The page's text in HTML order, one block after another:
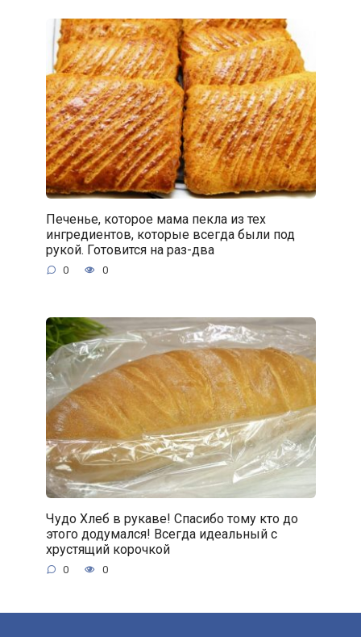
Печенье, которое мама пекла из тех
ингредиентов, которые всегда были под
рукой. Готовится на раз-два
0 0
Чудо Хлеб в рукаве! Спасибо тому кто до
этого додумался! Всегда идеальный с
хрустящий корочкой
0 0